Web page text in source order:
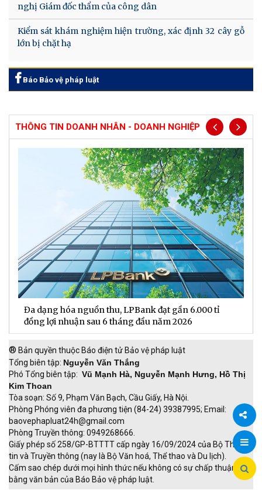
Chia
nghị Giám đốc thẩm của công dân
Kiểm sát khám nghiệm hiện trường, xác định 32 cây gỗ
lớn bị chặt hạ
Báo Bảo vệ pháp luật
THÔNG TIN DOANH NHÂN - DOANH NGHIỆP
Hơn 4 triệu mã dự thưởng “Xé ngay trúng liền” chờ
được xướng tên trong đợt quay số ngày 20/7/2026
® Bản quyền thuộc Báo điện tử Bảo vệ pháp luật
Tổng biên tập: Nguyễn Văn Thắng
Phó Tổng biên tập: Vũ Mạnh Hà, Nguyễn Mạnh Hưng, Hồ Thị
Kim Thoan
Tòa soạn: Số 9, Phạm Văn Bạch, Cầu Giấy, Hà Nội.
Phòng Phóng viên đa phương tiện (84-24) 39387995; Email:
baovephapluat24h@gmail.com
Phòng Truyền thông: 0949268666.
Giấy phép số 258/GP-BTTTT cấp ngày 16/09/2024 của Bộ Thông
tin và Truyền thông (nay là Bộ Văn hoá, Thể thao và Du lịch).
Cấm sao chép dưới mọi hình thức nếu không có sự chấp thuận
bằng văn bản của Báo Bảo vệ pháp luật.